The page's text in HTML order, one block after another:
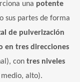
una potente
sus partes de forma
de pulverización
en tres direcciones
con tres niveles
alto).